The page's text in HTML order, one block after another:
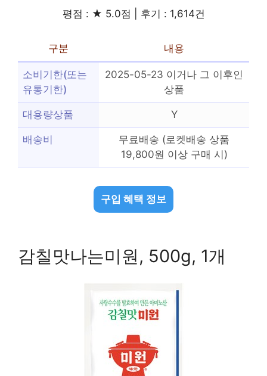
평점 : ★ 5.0점 | 후기 : 1,614건
구분 내용
소비기한(또는
유통기한)
2025-05-23 이거나 그 이후인
상품
대용량상품 Y
배송비
무료배송 (로켓배송 상품
19,800원 이상 구매 시)
구입 혜택 정보
감칠맛나는미원, 500g, 1개